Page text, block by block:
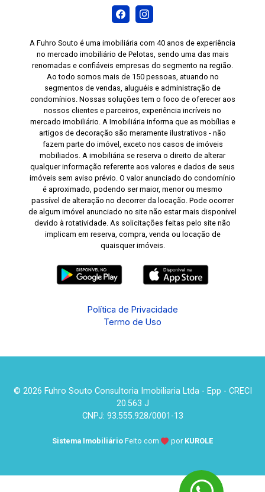
A Fuhro Souto é uma imobiliária com 40 anos de experiência
no mercado imobiliário de Pelotas, sendo uma das mais
renomadas e confiáveis empresas do segmento na região.
Ao todo somos mais de 150 pessoas, atuando no
segmentos de vendas, aluguéis e administração de
condomínios. Nossas soluções tem o foco de oferecer aos
nossos clientes e parceiros, experiência incríveis no
mercado imobiliário. A Imobiliária informa que as mobílias e
artigos de decoração são meramente ilustrativos - não
fazem parte do imóvel, exceto nos casos de imóveis
mobiliados. A imobiliária se reserva o direito de alterar
qualquer informação referente aos valores e dados de seus
imóveis sem aviso prévio. O valor anunciado do condomínio
é aproximado, podendo ser maior, menor ou mesmo
passível de alteração no decorrer da locação. Pode ocorrer
de algum imóvel anunciado no site não estar mais disponível
devido à rotatividade. As solicitações feitas pelo site não
implicam em reserva, compra, venda ou locação de
quaisquer imóveis.
Política de Privacidade
Termo de Uso
© 2026 Fuhro Souto Consultoria Imobiliaria Ltda - Epp - CRECI
20.563 J
CNPJ: 93.555.928/0001-13
Sistema Imobiliário Feito com por KUROLE